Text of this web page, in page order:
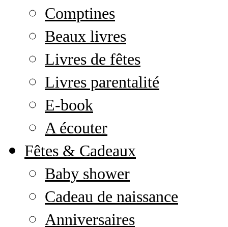
Comptines
Beaux livres
Livres de fêtes
Livres parentalité
E-book
A écouter
Fêtes & Cadeaux
Baby shower
Cadeau de naissance
Anniversaires